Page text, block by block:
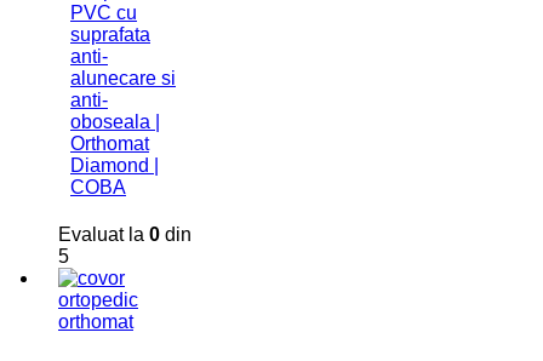
PVC cu
suprafata
anti-
alunecare si
anti-
oboseala |
Orthomat
Diamond |
COBA
Evaluat la 0 din
5